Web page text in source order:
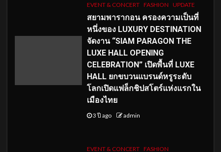
EVENT & CONCERT FASHION UPDATE
สยามพารากอน ครองความเป็นที่
หนึ่งของ LUXURY DESTINATION
จัดงาน “SIAM PARAGON THE
LUXE HALL OPENING
CELEBRATION” เปิดพื้นที่ LUXE
HALL ยกขบวนแบรนด์หรูระดับ
โลกเปิดแฟล็กชิปสโตร์แห่งแรกใน
เมืองไทย
3 ปี ago admin
EVENT & CONCERT FASHION